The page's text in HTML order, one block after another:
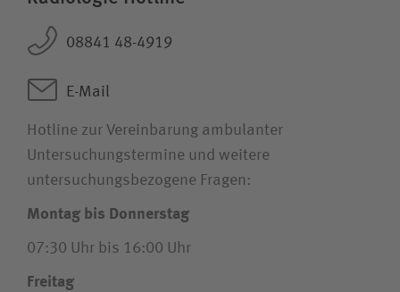
08841 48-4919
E-Mail
Hotline zur Vereinbarung ambulanter
Untersuchungstermine und weitere
untersuchungsbezogene Fragen:
Montag bis Donnerstag
07:30 Uhr bis 16:00 Uhr
Freitag